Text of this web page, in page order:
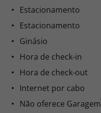
Estacionamento
Estacionamento
Ginásio
Hora de check-in
Hora de check-out
Internet por cabo
Não oferece Garagem